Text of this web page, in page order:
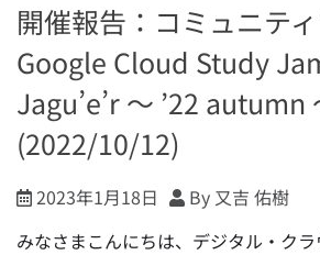
開催報告：コミュニテ
Google Cloud Study
Jagu’e’r 〜 ’22 autumn
(2022/10/12)
2023年1月18日
By 又吉 佑樹
みなさまこんにちは、デジタル・ク